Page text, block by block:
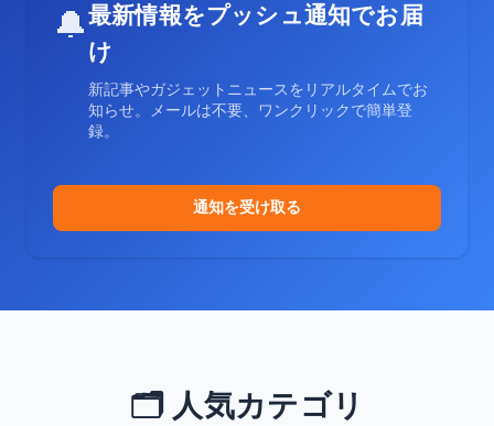
🔔最新情報をプッシュ通知でお届
け
新記事やガジェットニュースをリアルタイムでお
知らせ。メールは不要、ワンクリックで簡単登
録。
通知を受け取る
🗂️ 人気カテゴリ